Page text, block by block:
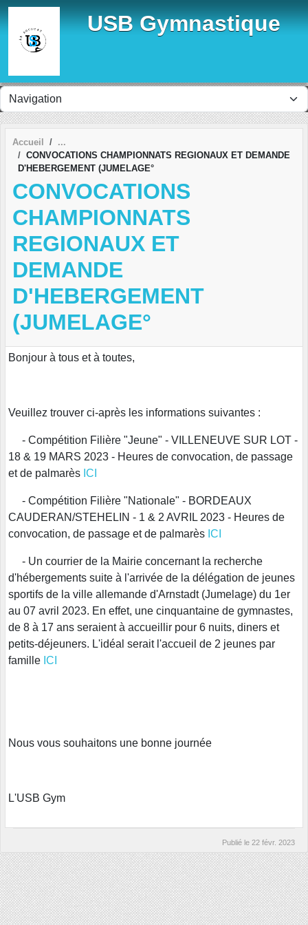
USB Gymnastique
Accueil
CONVOCATIONS CHAMPIONNATS REGIONAUX ET DEMANDE
D'HEBERGEMENT (JUMELAGE°
CONVOCATIONS
CHAMPIONNATS
REGIONAUX ET
DEMANDE
D'HEBERGEMENT
(JUMELAGE°
Bonjour à tous et à toutes,
Veuillez trouver ci-après les informations suivantes :
- Compétition Filière "Jeune" - VILLENEUVE SUR LOT -
18 & 19 MARS 2023 - Heures de convocation, de passage
et de palmarès ICI
- Compétition Filière "Nationale" - BORDEAUX
CAUDERAN/STEHELIN - 1 & 2 AVRIL 2023 - Heures de
convocation, de passage et de palmarès ICI
- Un courrier de la Mairie concernant la recherche
d'hébergements suite à l'arrivée de la délégation de jeunes
sportifs de la ville allemande d'Arnstadt (Jumelage) du 1er
au 07 avril 2023. En effet, une cinquantaine de gymnastes,
de 8 à 17 ans seraient à accueillir pour 6 nuits, diners et
petits-déjeuners. L'idéal serait l'accueil de 2 jeunes par
famille ICI
Nous vous souhaitons une bonne journée
L'USB Gym
Publié le 22 févr. 2023
Panneau de gestion des cookies